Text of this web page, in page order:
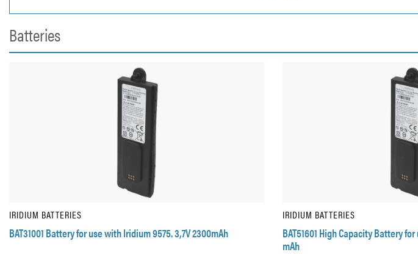
Batteries
IRIDIUM BATTERIES
BAT31001 Battery for use with Iridium 9575. 3,7V 2300mAh
IRIDIUM BATTERIES
BAT51601 High Capacity Battery
mAh